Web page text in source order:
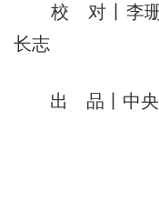
校 对丨李珊
长志
出 品丨中央